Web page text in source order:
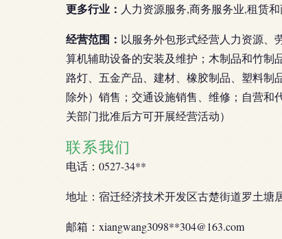
更多行业： 人力资源服务,商务服务业,租赁
经营范围： 以服务外包形式经营人力资源、
算机辅助设备的安装及维护；木制品和竹制
路灯、五金产品、建材、橡胶制品、塑料
除外）销售；交通设施销售、维修；自营和
关部门批准后方可开展经营活动）
联系我们
电话：0527-34**
地址：宿迁经济技术开发区古楚街道罗土塘
邮箱：xiangwang3098**304@163.com